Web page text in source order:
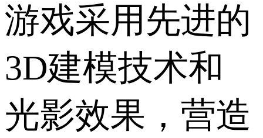
游戏采用先进的
3D建模技术和
光影效果，营造